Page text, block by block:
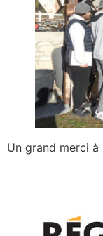
Un grand merci à